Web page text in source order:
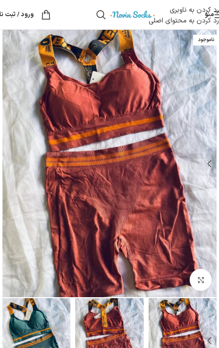
رد کردن به ناوبری
رد کردن به محتوای اصلی
منو ورود / ثبت
ناموجود
بزرگنمایی تصویر